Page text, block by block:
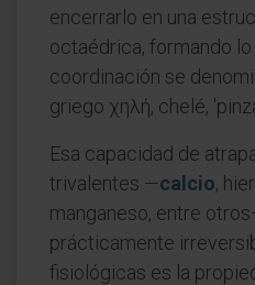
encerrarlo en una
octaédrica, formando
coordinación se
griego χηλή, chelé,
Esa capacidad de
trivalentes —calcio,
manganeso, entre
prácticamente
fisiológicas es la